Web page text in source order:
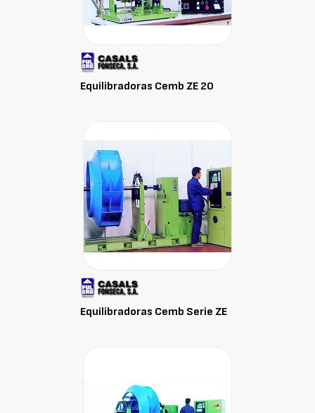
Equilibradoras Cemb ZE 20
Equilibradoras Cemb Serie ZE